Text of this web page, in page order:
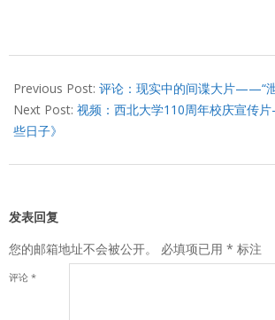
06-
17
Previous Post: 评论：现实中的间谍大片——“
Next Post: 视频：西北大学110周年校庆宣传
些日子》
发表回复
您的邮箱地址不会被公开。
必填项已用 * 标注
评论 *